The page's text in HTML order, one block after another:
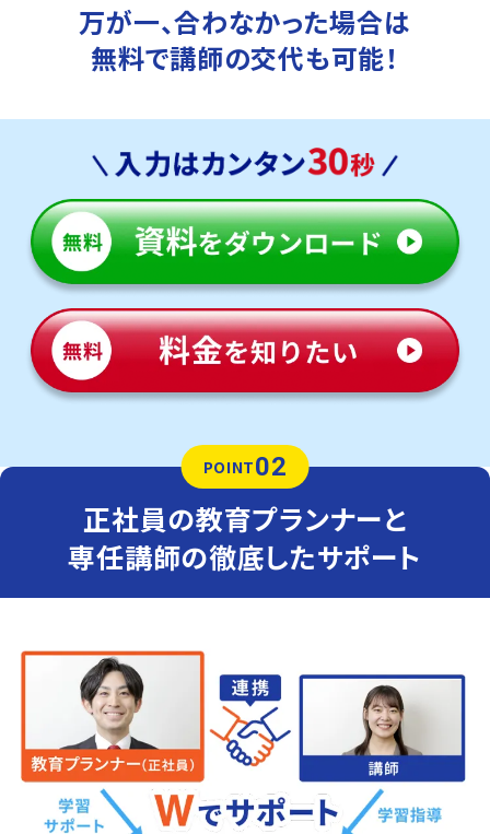
万が一、合わなかった場合は
無料で講師の交代も可能！
POINT02
正社員の教育プランナーと
専任講師の徹底したサポート